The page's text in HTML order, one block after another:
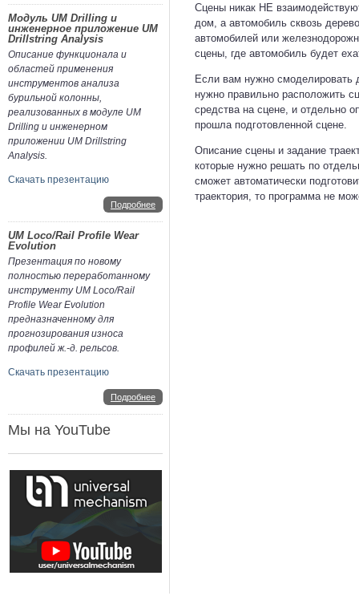
Модуль UM Drilling и
инженерное приложение UM
Drillstring Analysis
Описание функционала и
областей применения
инструментов анализа
бурильной колонны,
реализованных в модуле UM
Drilling и инженерном
приложении UM Drillstring
Analysis.
Скачать презентацию
Подробнее
UM Loco/Rail Profile Wear
Evolution
Презентация по новому
полностью переработанному
инструменту UM Loco/Rail
Profile Wear Evolution
предназначенному для
прогнозирования износа
профилей ж.-д. рельсов.
Скачать презентацию
Подробнее
Мы на YouTube
Сцены никак НЕ
дом, а автомобиль сквозь
автомобилей или
сцены, где автомобиль будет
Если вам нужно смоделировать
нужно правильно расположить
средства на сцене, и отдельно
прошла подготовленной сцене.
Описание сцены и задание
которые нужно решать по
сможет автоматически
траектория, то программа не